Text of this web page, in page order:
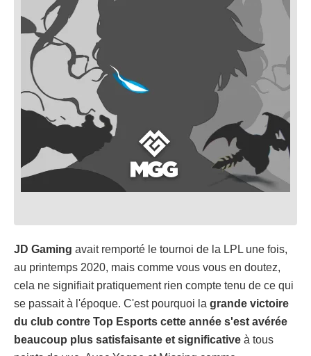
JD Gaming avait remporté le tournoi de la LPL une fois,
au printemps 2020, mais comme vous vous en doutez,
cela ne signifiait pratiquement rien compte tenu de ce qui
se passait à l'époque. C'est pourquoi la grande victoire
du club contre Top Esports cette année s'est avérée
beaucoup plus satisfaisante et significative à tous